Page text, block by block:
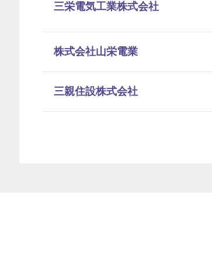
三栄電気工業株式会社
株式会社山栄電業
三親住設株式会社